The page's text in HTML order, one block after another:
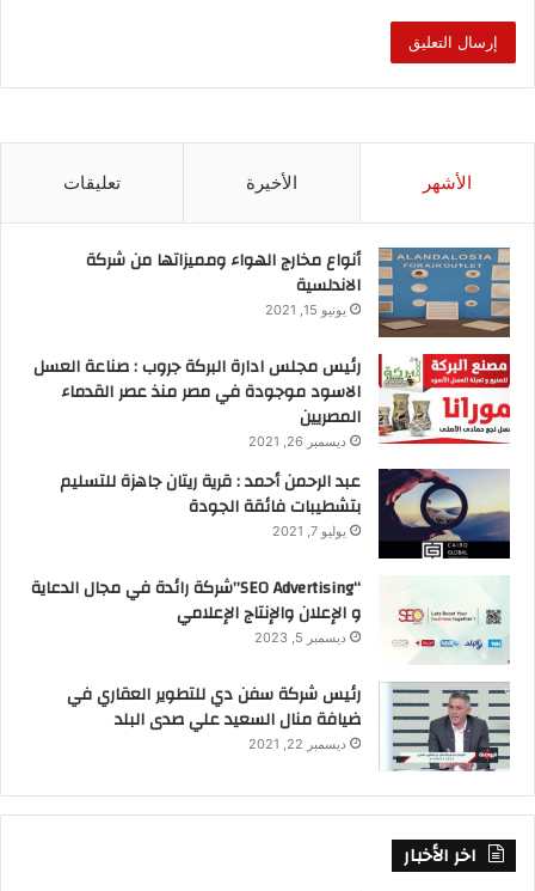
الأشهر الأخيرة تعليقات
أنواع مخارج الهواء ومميزاتها من شركة
الاندلسية
يونيو 15, 2021
رئيس مجلس ادارة البركة جروب : صناعة العسل
الاسود موجودة في مصر منذ عصر القدماء
المصريين
ديسمبر 26, 2021
عبد الرحمن أحمد : قرية ريتان جاهزة للتسليم
بتشطيبات فائقة الجودة
يوليو 7, 2021
“SEO Advertising”شركة رائدة في مجال الدعاية
و الإعلان والإنتاج الإعلامي
ديسمبر 5, 2023
رئيس شركة سفن دي للتطوير العقاري في
ضيافة منال السعيد علي صدى البلد
ديسمبر 22, 2021
اخر الأخبار